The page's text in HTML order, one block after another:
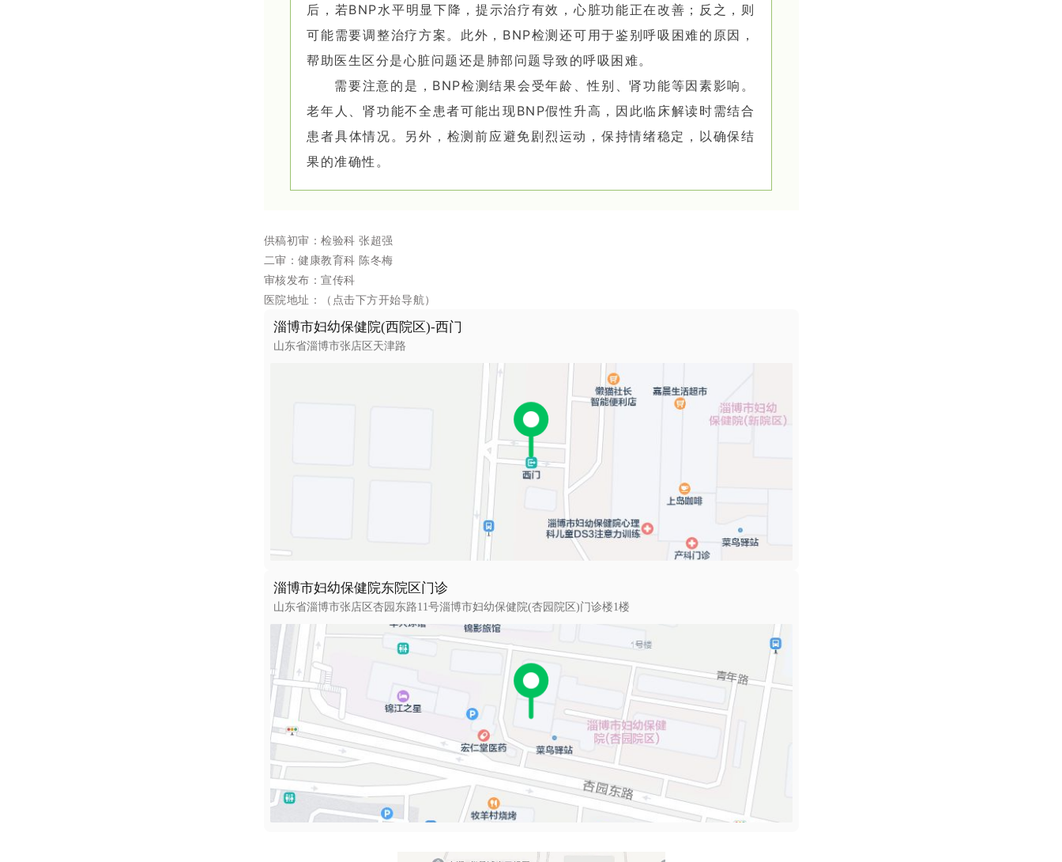
后，若BNP水平明显下降，提示治疗有效，心脏功能正在改善；反之，则
可能需要调整治疗方案。此外，BNP检测还可用于鉴别呼吸困难的原因，
帮助医生区分是心脏问题还是肺部问题导致的呼吸困难。
需要注意的是，BNP检测结果会受年龄、性别、肾功能等因素影响。
老年人、肾功能不全患者可能出现BNP假性升高，因此临床解读时需结合
患者具体情况。另外，检测前应避免剧烈运动，保持情绪稳定，以确保结
果的准确性。
供稿初审：检验科 张超强
二审：健康教育科 陈冬梅
审核发布：宣传科
医院地址：（点击下方开始导航）